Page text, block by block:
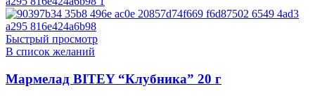
Быстрый просмотр
В список желаний
Мармелад BITEY “Клубника” 20 г